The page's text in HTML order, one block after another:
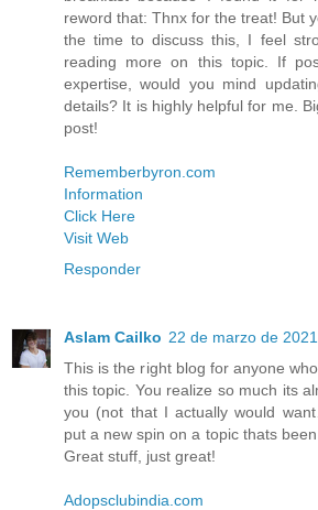
reword that: Thnx for the treat! But
the time to discuss this, I feel
reading more on this topic. If
expertise, would you mind
details? It is highly helpful for me.
post!
Rememberbyron.com
Information
Click Here
Visit Web
Responder
Aslam Cailko 22 de marzo de
This is the right blog for anyone
this topic. You realize so much its
you (not that I actually would
put a new spin on a topic thats
Great stuff, just great!
Adopsclubindia.com